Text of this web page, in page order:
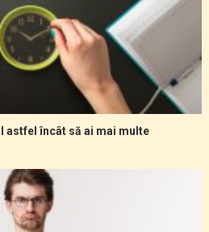
astfel încât să ai mai multe